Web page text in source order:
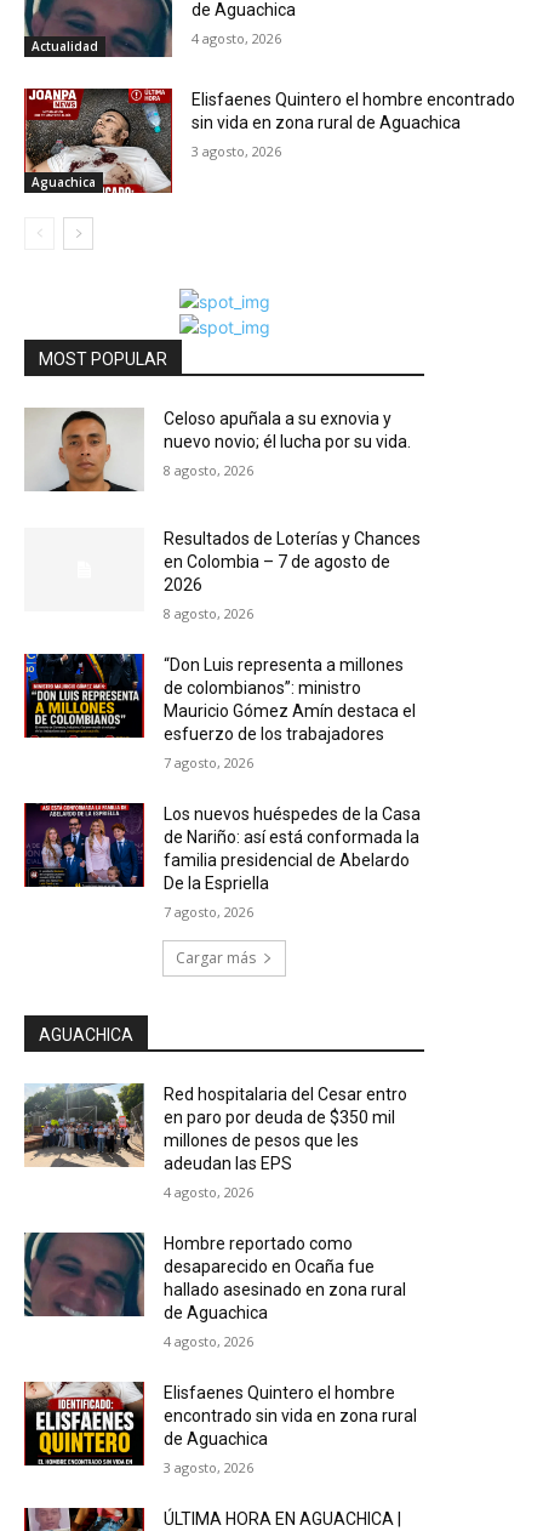
Actualidad
de Aguachica
4 agosto, 2026
Aguachica
Elisfaenes Quintero el hombre encontrado
sin vida en zona rural de Aguachica
3 agosto, 2026
MOST POPULAR
Celoso apuñala a su exnovia y
nuevo novio; él lucha por su vida.
8 agosto, 2026
Resultados de Loterías y Chances
en Colombia – 7 de agosto de
2026
8 agosto, 2026
“Don Luis representa a millones
de colombianos”: ministro
Mauricio Gómez Amín destaca el
esfuerzo de los trabajadores
7 agosto, 2026
Los nuevos huéspedes de la Casa
de Nariño: así está conformada la
familia presidencial de Abelardo
De la Espriella
7 agosto, 2026
Cargar más
AGUACHICA
Red hospitalaria del Cesar entro
en paro por deuda de $350 mil
millones de pesos que les
adeudan las EPS
4 agosto, 2026
Hombre reportado como
desaparecido en Ocaña fue
hallado asesinado en zona rural
de Aguachica
4 agosto, 2026
Elisfaenes Quintero el hombre
encontrado sin vida en zona rural
de Aguachica
3 agosto, 2026
ÚLTIMA HORA EN AGUACHICA |